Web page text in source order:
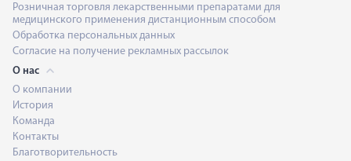
Розничная торговля лекарственными препаратами для
медицинского применения дистанционным способом
Обработка персональных данных
Согласие на получение рекламных рассылок
О нас
О компании
История
Команда
Контакты
Благотворительность